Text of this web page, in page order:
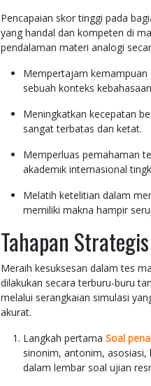
Pencapaian skor tinggi pada
yang handal dan kompeten di
pendalaman materi analogi
Mempertajam kemampuan
sebuah konteks
Meningkatkan kecepatan
sangat terbatas dan ketat.
Memperluas pemahaman
akademik internasional
Melatih ketelitian dalam
memiliki makna hampir
Tahapan
Meraih kesuksesan dalam tes
dilakukan secara terburu-buru
melalui serangkaian simulasi
akurat.
Langkah pertama Soal
sinonim, antonim, asosiasi,
dalam lembar soal ujian